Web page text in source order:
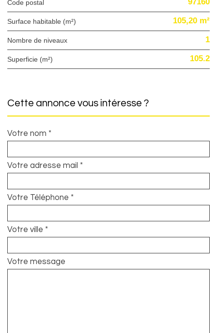
Code postal
Surface habitable (m²) 105,20 m²
Nombre de niveaux 1
Superficie (m²) 105.2
cette annonce vous intéresse ?
Votre nom *
Votre adresse mail *
Votre Téléphone *
Votre ville *
Votre message